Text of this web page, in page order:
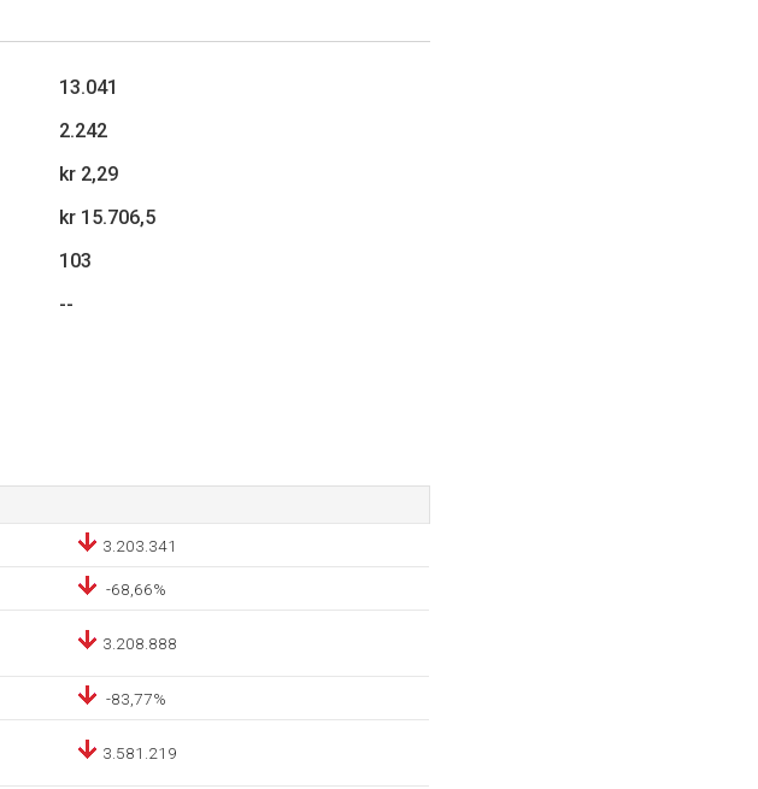
13.041
2.242
kr 2,29
kr 15.706,5
103
--
3.203.341
-68,66%
3.208.888
-83,77%
3.581.219